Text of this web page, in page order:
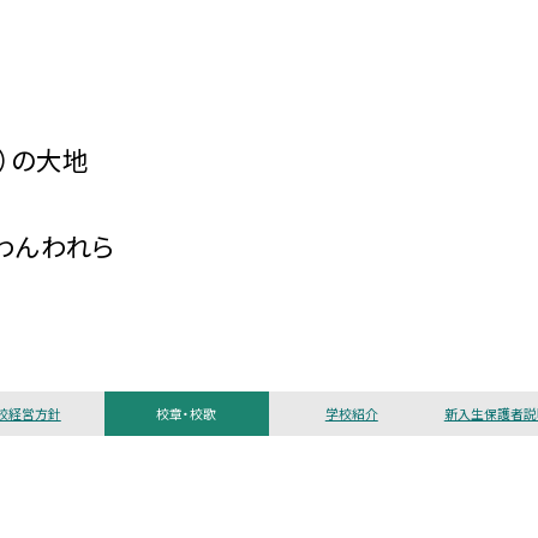
大地
われら
経営方針 校章・校歌 学校紹介 新入生保護者